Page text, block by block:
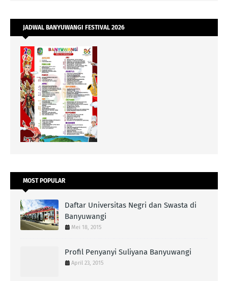
JADWAL BANYUWANGI FESTIVAL 2026
MOST POPULAR
Daftar Universitas Negri dan Swasta di
Banyuwangi
Mei 18, 2015
Profil Penyanyi Suliyana Banyuwangi
April 23, 2015